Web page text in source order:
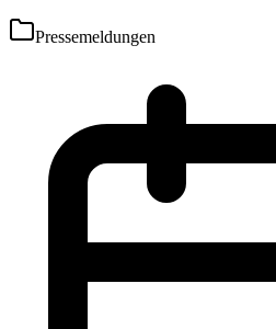
Pressemeldungen